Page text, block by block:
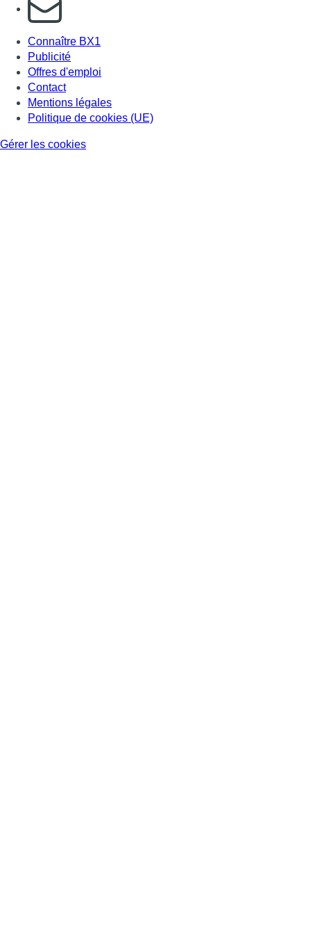
S'abonner à notre newsletter
Connaître BX1
Publicité
Offres d'emploi
Contact
Mentions légales
Politique de cookies (UE)
Gérer les cookies